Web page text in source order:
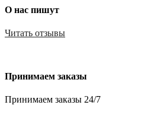
О нас пишут
Читать отзывы
Принимаем заказы
Принимаем заказы 24/7